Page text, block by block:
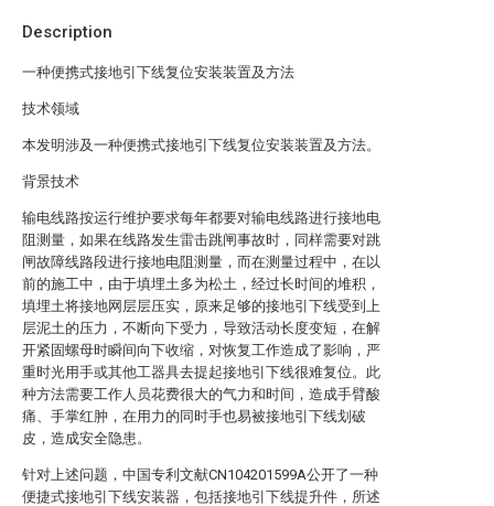
Description
一种便携式接地引下线复位安装装置及方法
技术领域
本发明涉及一种便携式接地引下线复位安装装置及方法。
背景技术
输电线路按运行维护要求每年都要对输电线路进行接地电
阻测量，如果在线路发生雷击跳闸事故时，同样需要对跳
闸故障线路段进行接地电阻测量，而在测量过程中，在以
前的施工中，由于填埋土多为松土，经过长时间的堆积，
填埋土将接地网层层压实，原来足够的接地引下线受到上
层泥土的压力，不断向下受力，导致活动长度变短，在解
开紧固螺母时瞬间向下收缩，对恢复工作造成了影响，严
重时光用手或其他工器具去提起接地引下线很难复位。此
种方法需要工作人员花费很大的气力和时间，造成手臂酸
痛、手掌红肿，在用力的同时手也易被接地引下线划破
皮，造成安全隐患。
针对上述问题，中国专利文献CN104201599A公开了一种
便捷式接地引下线安装器，包括接地引下线提升件，所述